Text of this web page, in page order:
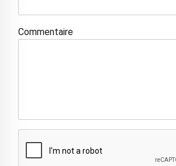
Commentaire